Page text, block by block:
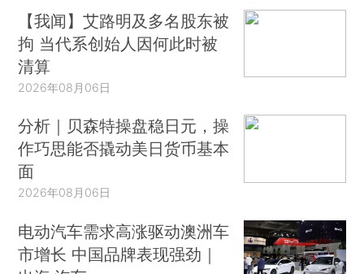
【我闻】艾路明及多名股东被
拘 当代系创始人因何此时被
清算
2026年08月06日
分析｜贝森特操盘稳日元，操
作巧思能否撬动美日货币基本
面
2026年08月06日
电动汽车需求高涨驱动澳洲车
市增长 中国品牌表现强劲｜